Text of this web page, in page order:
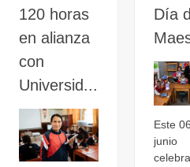
120 horas
en alianza
con
Universid...
Día
Este
junio